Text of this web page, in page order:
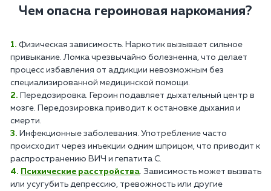
Чем опасна героиновая наркомания?
Физическая зависимость. Наркотик вызывает сильное
привыкание. Ломка чрезвычайно болезненна, что делает
процесс избавления от аддикции невозможным без
специализированной медицинской помощи.
Передозировка. Героин подавляет дыхательный центр в
мозге. Передозировка приводит к остановке дыхания и
смерти.
Инфекционные заболевания. Употребление часто
происходит через инъекции одним шприцом, что приводит к
распространению ВИЧ и гепатита C.
Психические расстройства . Зависимость может вызвать
или усугубить депрессию, тревожность или другие